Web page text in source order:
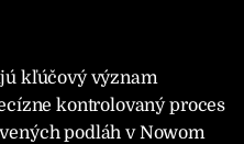
kľúčový význam
kontrolovaný proces
podláh v Nowom